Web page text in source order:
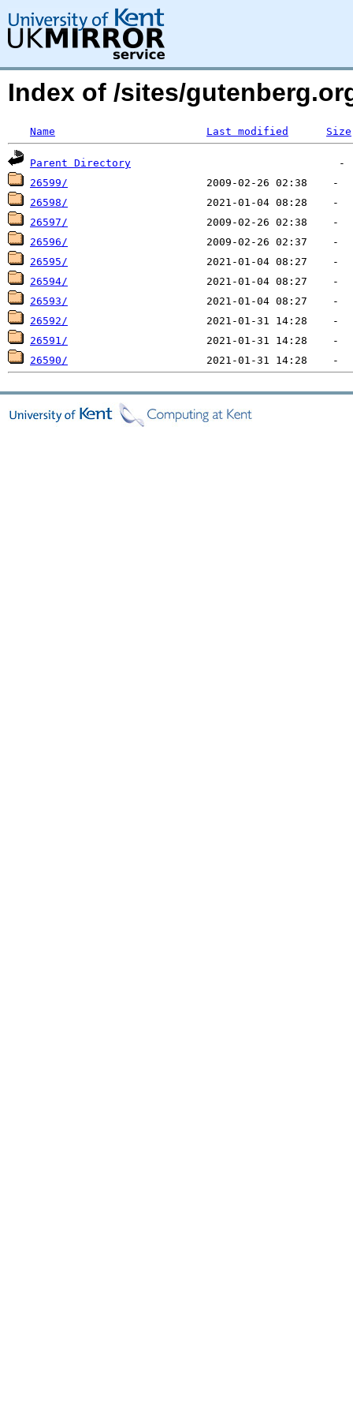
Index of /sites/
Name Last modified Size
Parent Directory
26599/
26598/
26597/
26596/
26595/
26594/
26593/
26592/
26591/
26590/